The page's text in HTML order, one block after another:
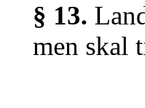
§ 13.
men skal